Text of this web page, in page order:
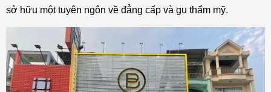
sở hữu một tuyên ngôn về đẳng cấp và gu thẩm mỹ.